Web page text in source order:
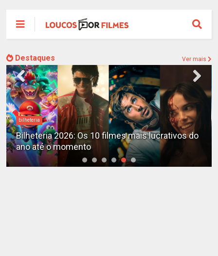
Destaques Ver mais
bilheteria
Bilheteria 2026: Os 10 filmes mais lucrativos do
ano até o momento